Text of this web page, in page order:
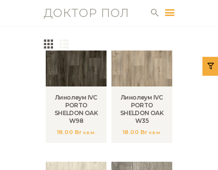
ДОКТОР ПОЛ
ГЛАВНАЯ
КАТАЛОГ
УСЛУГИ
О НАС
ДОСТАВКА И
ОПЛАТА
ГАЛЕРЕЯ
Линолеум IVC
PORTO
SHELDON OAK
W98
18.00 Br кв.м.
Линолеум IVC
PORTO
SHELDON OAK
W35
18.00 Br кв.м.